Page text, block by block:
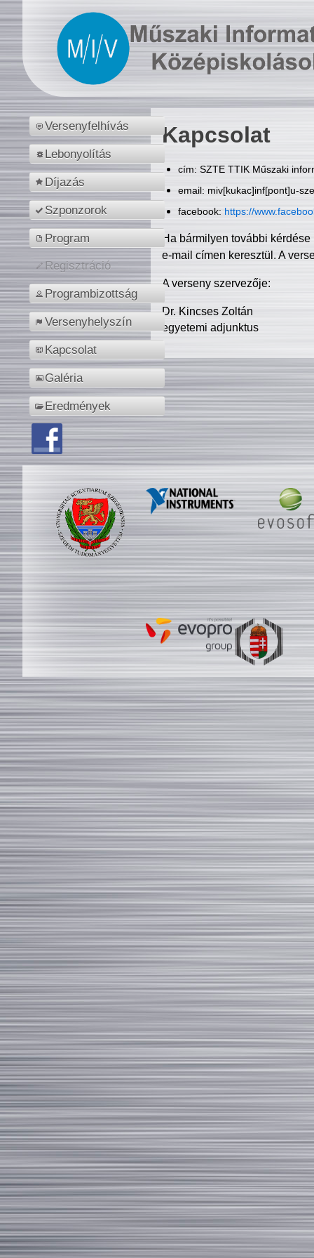
Versenyfelhívás
Lebonyolítás
Díjazás
Szponzorok
Program
Regisztráció
Programbizottság
Versenyhelyszín
Kapcsolat
Galéria
Eredmények
Kapcsolat
cím: SZTE TTIK Műszaki
email: miv[kukac]inf[pont]u-
facebook: https://
Ha bármilyen további
e-mail címen keresztül. A
A verseny szervezője:
Dr. Kincses Zoltán
egyetemi adjunktus